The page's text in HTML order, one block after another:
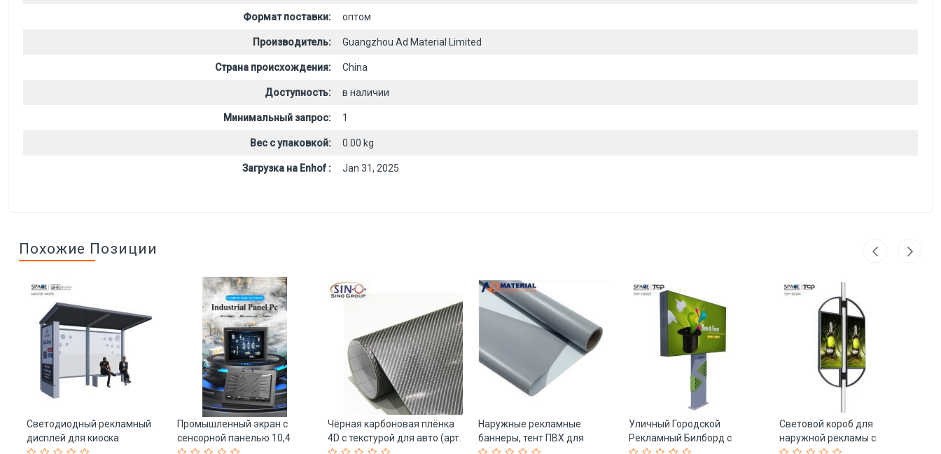
Формат поставки: оптом
Производитель: Guangzhou Ad Material Limited
Страна происхождения: China
Доступность: в наличии
Минимальный запрос: 1
Вес с упаковкой: 0.00 kg
Загрузка на Enhof : Jan 31, 2025
Похожие Позиции
Светодиодный рекламный
дисплей для киоска
Промышленный экран с
сенсорной панелью 10,4
Чёрная карбоновая плёнка
4D с текстурой для авто (арт.
Наружные рекламные
баннеры, тент ПВХ для
Уличный Городской
Рекламный Билборд с
Световой короб для
наружной рекламы с